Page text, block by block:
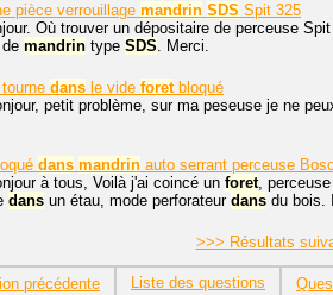
pièce verrouillage mandrin SDS Spit 325
Où trouver un dépositaire de perceuse
mandrin type SDS. Merci.
tourne dans le vide foretbloqué
petit problème, sur ma peseuse je ne
dans mandrin auto serrant perceuse
à tous, Voilà j'ai coincé un foret,
dans un étau, mode perforateur dans du bois.
>>> Résultats
précédente Liste des questions